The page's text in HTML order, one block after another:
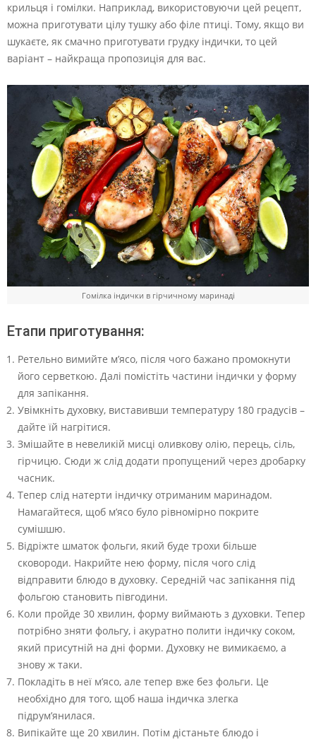
крильця і гомілки. Наприклад, використовуючи цей рецепт,
можна приготувати цілу тушку або філе птиці. Тому, якщо ви
шукаєте, як смачно приготувати грудку індички, то цей
варіант – найкраща пропозиція для вас.
Гомілка індички в гірчичному маринаді
Етапи приготування:
Ретельно вимийте м’ясо, після чого бажано промокнути
його серветкою. Далі помістіть частини індички у форму
для запікання.
Увімкніть духовку, виставивши температуру 180 градусів –
дайте їй нагрітися.
Змішайте в невеликій мисці оливкову олію, перець, сіль,
гірчицю. Сюди ж слід додати пропущений через дробарку
часник.
Тепер слід натерти індичку отриманим маринадом.
Намагайтеся, щоб м’ясо було рівномірно покрите
сумішшю.
Відріжте шматок фольги, який буде трохи більше
сковороди. Накрийте нею форму, після чого слід
відправити блюдо в духовку. Середній час запікання під
фольгою становить півгодини.
Коли пройде 30 хвилин, форму виймають з духовки. Тепер
потрібно зняти фольгу, і акуратно полити індичку соком,
який присутній на дні форми. Духовку не вимикаємо, а
знову ж таки.
Покладіть в неї м’ясо, але тепер вже без фольги. Це
необхідно для того, щоб наша індичка злегка
підрум’янилася.
Випікайте ще 20 хвилин. Потім дістаньте блюдо і